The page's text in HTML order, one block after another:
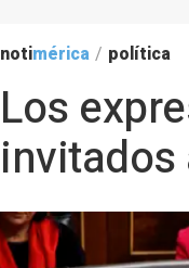
notimérica / política
Los
invitados